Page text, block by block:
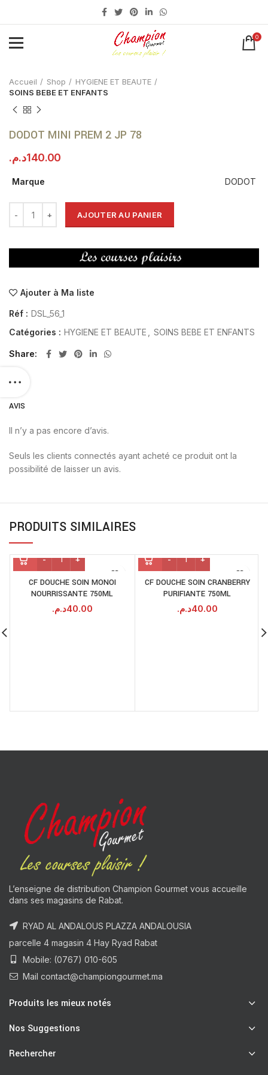
0
Accueil Shop
HYGIENE ET BEAUTE
SOINS BEBE ET ENFANTS
DODOT MINI PREM 2 JP 78
140.00د.م.
Marque DODOT
AJOUTER AU PANIER
Ajouter à Ma liste
Réf : DSL_56_1
Catégories : HYGIENE ET BEAUTE SOINS BEBE ET ENFANTS
Share
AVIS
Il n’y a pas encore d’avis.
Seuls les clients connectés ayant acheté ce produit ont la
possibilité de laisser un avis.
PRODUITS SIMILAIRES
CF DOUCHE SOIN MONOI
NOURRISSANTE 750ML
40.00د.م.
CF DOUCHE SOIN CRANBERRY
PURIFIANTE 750ML
40.00د.م.
L’enseigne de distribution Champion Gourmet vous accueille
dans ses magasins de Rabat.
RYAD AL ANDALOUS PLAZZA ANDALOUSIA
parcelle 4 magasin 4 Hay Ryad Rabat
Mobile: (0767) 010-605
Mail contact@championgourmet.ma
Produits les mieux notés
Nos Suggestions
Rechercher